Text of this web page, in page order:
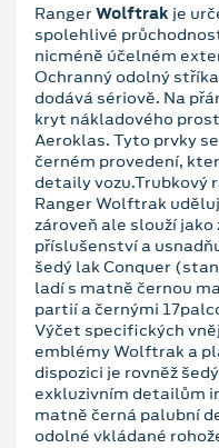
RangerWolftrak je
spolehlivé
nicméně účelném
Ochranný odolný
dodává sériově. Na
kryt nákladového
Aeroklas. Tyto prvky
černém provedení,
detaily vozu.Trubkový
Ranger Wolftrak
zároveň ale slouží
příslušenství a
šedý lak Conquer
ladí s matně černou
partií a černými
Výčet specifických
emblémy Wolftrak a
dispozici je rovněž
exkluzivním detailům
matně černá palubní
odolné vkládané